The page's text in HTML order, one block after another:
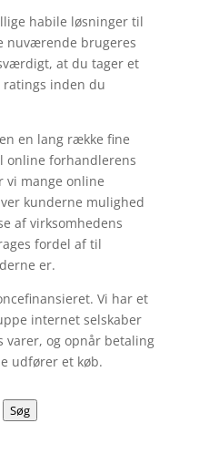
habile løsninger til
nuværende brugeres
at du tager et
ratings inden du
en lang række fine
online forhandlerens
vi mange online
kunderne mulighed
af virksomhedens
fordel af til
er.
Vi har et
internet selskaber
og opnår betaling
udfører et køb.
Søg